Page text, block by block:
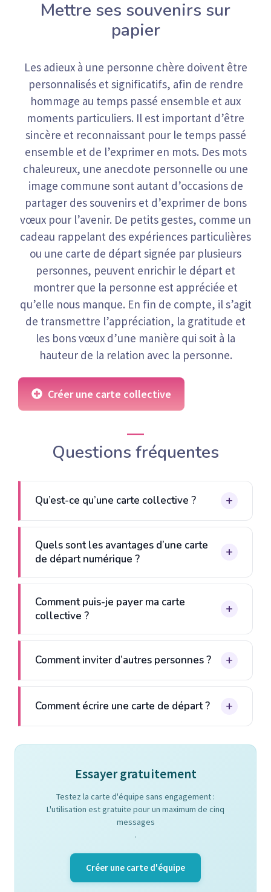
Mettre ses souvenirs sur
papier
Les adieux à une personne chère doivent être
personnalisés et significatifs, afin de rendre
hommage au temps passé ensemble et aux
moments particuliers. Il est important d’être
sincère et reconnaissant pour le temps passé
ensemble et de l’exprimer en mots. Des mots
chaleureux, une anecdote personnelle ou une
image commune sont autant d’occasions de
partager des souvenirs et d’exprimer de bons
vœux pour l’avenir. De petits gestes, comme un
cadeau rappelant des expériences particulières
ou une carte de départ signée par plusieurs
personnes, peuvent enrichir le départ et
montrer que la personne est appréciée et
qu’elle nous manque. En fin de compte, il s’agit
de transmettre l’appréciation, la gratitude et
les bons vœux d’une manière qui soit à la
hauteur de la relation avec la personne.
Créer une carte collective
Questions fréquentes
Qu’est-ce qu’une carte collective ?
Quels sont les avantages d’une carte
de départ numérique ?
Comment puis-je payer ma carte
collective ?
Comment inviter d’autres personnes ?
Comment écrire une carte de départ ?
Essayer gratuitement
Testez la carte d'équipe sans engagement :
L'utilisation est gratuite pour un maximum de cinq
messages
.
Créer une carte d'équipe